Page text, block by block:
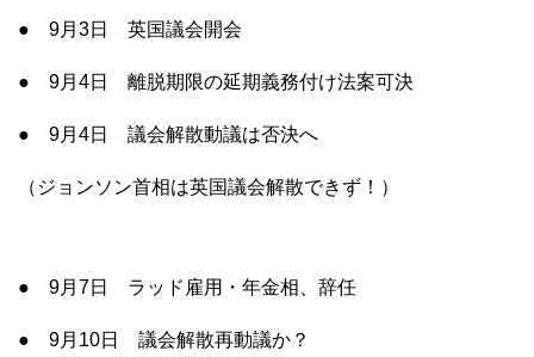
● 9月3日 英国議会開会
● 9月4日 離脱期限の延期義務付け法案可決
● 9月4日 議会解散動議は否決へ
（ジョンソン首相は英国議会解散できず！）
● 9月7日 ラッド雇用・年金相、辞任
● 9月10日 議会解散再動議か？